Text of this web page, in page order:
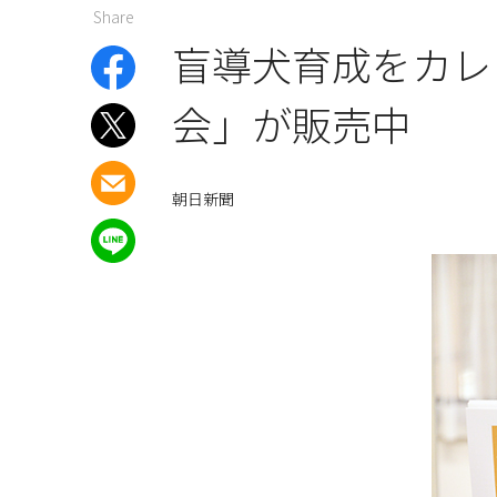
Share
盲導犬育成をカ
会」が販売中
朝日新聞